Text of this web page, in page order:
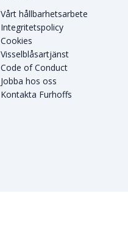
Vårt hållbarhetsarbete
Integritetspolicy
Cookies
Visselblåsartjänst
Code of Conduct
Jobba hos oss
Kontakta Furhoffs